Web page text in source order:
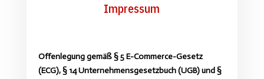
Impressum
Offenlegung gemäß § 5 E-Commerce-Gesetz
(ECG), § 14 Unternehmensgesetzbuch (UGB) und §